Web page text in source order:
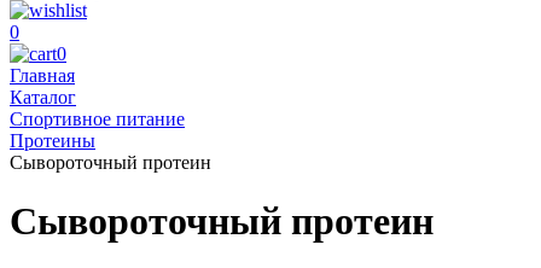
0
0
Главная
Каталог
Спортивное питание
Протеины
Сывороточный протеин
Сывороточный протеин